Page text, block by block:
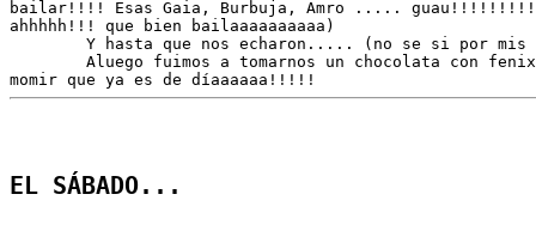
bailar!!!! Esas Gaia, Burbuja, Amro .....
ahhhhh!!! que bien bailaaaaaaaaaa)
EL SÁBADO...